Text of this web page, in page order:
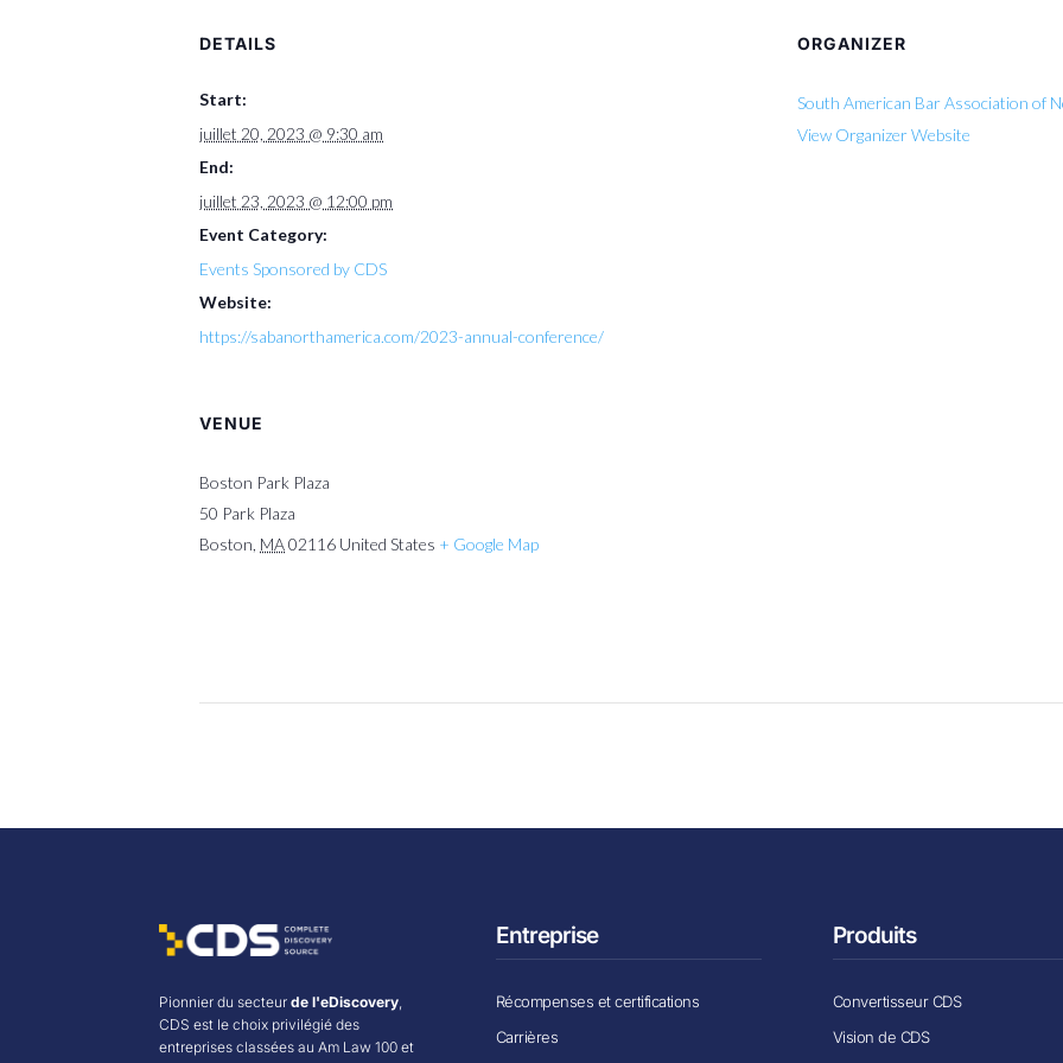
DETAILS
Start:
juillet 20, 2023 @ 9:30 am
End:
juillet 23, 2023 @ 12:00 pm
Event Category:
Events Sponsored by CDS
Website:
https://sabanorthamerica.com/2023-annual-conference/
ORGANIZER
South American Bar Association of
View Organizer Website
VENUE
Boston Park Plaza
50 Park Plaza
Boston MA02116 United States + Google Map
Pionnier du secteurde l'eDiscovery,
CDS est le choix privilégié des
entreprises classées au Am Law 100 et
Entreprise
Récompenses et certifications
Carrières
Produits
Convertisseur CDS
Vision de CDS